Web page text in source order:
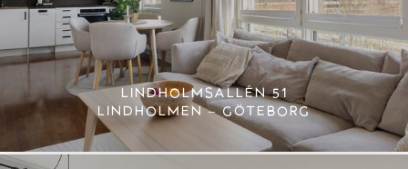
LINDHOLMSALLÉN 51
LINDHOLMEN – GÖTEBORG